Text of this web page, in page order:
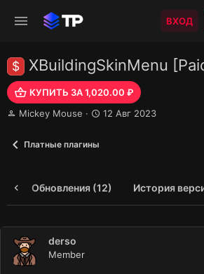
ВХОД
$ XBuildingSkinMenu
КУПИТЬ ЗА 1,020.00 ₽
А
Mickey Mouse
Д
ч
а
12 Авг 2023
Платные плагины
Обновления (12) История
derso
Member